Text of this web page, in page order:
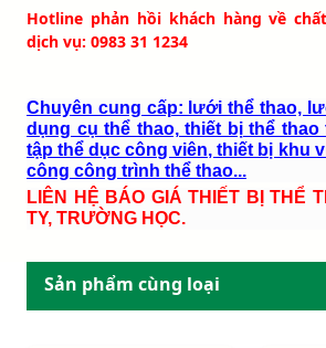
Hotline phản hồi khách hàng về
dịch vụ: 0983 31 1234
Chuyên cung cấp: lưới thể thao,
dụng cụ thể thao, thiết bị thể
tập thể dục công viên, thiết bị khu
công công trình thể thao...
LIÊN HỆ BÁO GIÁ THIẾT BỊ THỂ
TY, TRƯỜNG HỌC.
Sản phẩm cùng loại